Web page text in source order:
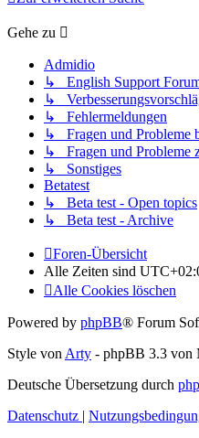
Gehe zu
Admidio
↳ English Support
↳
↳ Fehlermeldungen
↳ Fragen und Probleme
↳ Fragen und Probleme
↳ Sonstiges
Betatest
↳ Beta test - Open topics
↳ Beta test - Archive
Foren-Übersicht
Alle Zeiten sind
Alle Cookies löschen
Powered by phpBB® Forum
Style vonArty - phpBB 3.3 von
Deutsche Übersetzung durch
Datenschutz |